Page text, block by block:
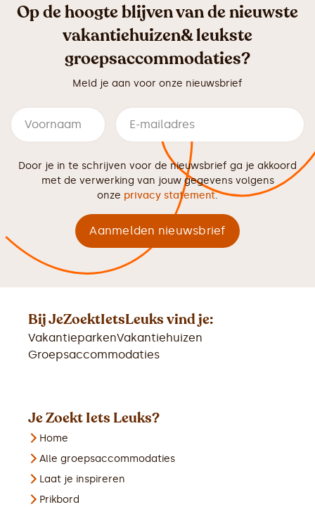
Op de hoogte blijven van de nieuwste
vakantiehuizen& leukste
groepsaccommodaties?
Meld je aan voor onze nieuwsbrief
Door je in te schrijven voor de nieuwsbrief ga je akkoord
met de verwerking van jouw gegevens volgens
onze privacy statement.
Bij JeZoektIetsLeuks vind je:
VakantieparkenVakantiehuizen
Groepsaccommodaties
Je Zoekt Iets Leuks?
Home
Alle groepsaccommodaties
Laat je inspireren
Prikbord